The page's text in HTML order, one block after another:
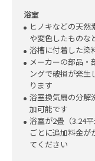
浴室
ヒノキなどの天然
や変色したものな
浴槽に付着した染
メーカーの部品・
ングで破損が発生
ります
浴室換気扇の分解
加可能です
浴室が2畳（3.24
ごとに追加料金が
てください